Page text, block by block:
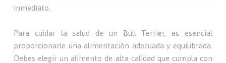
inmediato.
Para cuidar la salud de un Bull Terrier, es esencial
proporcionarle una alimentación adecuada y equilibrada.
Debes elegir un alimento de alta calidad que cumpla con